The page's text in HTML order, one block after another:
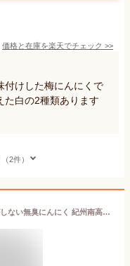
価格と在庫を楽天でチェック >>
付けした梅にんにくで
た白の2種類あります
2件）
梅にんにく（500g）次の日もニオイがしない無臭にんにく 紀州南高梅と国産かつお節で熟成 ◆2個までネコポス便でお届け◆ 39ショップ